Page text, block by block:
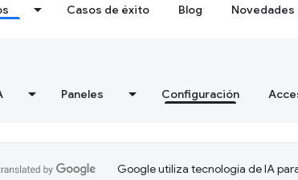
Casos de éxito Blog Novedades
Paneles Configuración
Google utiliza tecnología de IA